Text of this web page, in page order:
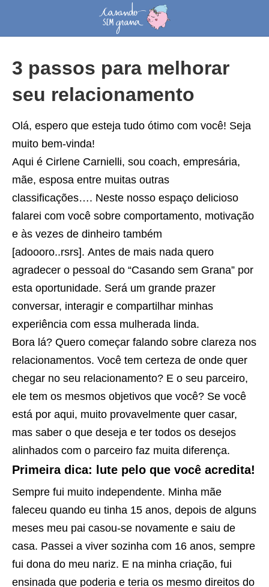
3 passos para melhorar
seu relacionamento
Olá, espero que esteja tudo ótimo com você! Seja
muito bem-vinda!
Aqui é Cirlene Carnielli, sou coach, empresária,
mãe, esposa entre muitas outras
classificações…. Neste nosso espaço delicioso
falarei com você sobre comportamento, motivação
e às vezes de dinheiro também
[adoooro..rsrs]. Antes de mais nada quero
agradecer o pessoal do “Casando sem Grana” por
esta oportunidade. Será um grande prazer
conversar, interagir e compartilhar minhas
experiência com essa mulherada linda.
Bora lá? Quero começar falando sobre clareza nos
relacionamentos. Você tem certeza de onde quer
chegar no seu relacionamento? E o seu parceiro,
ele tem os mesmos objetivos que você? Se você
está por aqui, muito provavelmente quer casar,
mas saber o que deseja e ter todos os desejos
alinhados com o parceiro faz muita diferença.
Primeira dica: lute pelo que você acredita!
Sempre fui muito independente. Minha mãe
faleceu quando eu tinha 15 anos, depois de alguns
meses meu pai casou-se novamente e saiu de
casa. Passei a viver sozinha com 16 anos, sempre
fui dona do meu nariz. E na minha criação, fui
ensinada que poderia e teria os mesmo direitos do